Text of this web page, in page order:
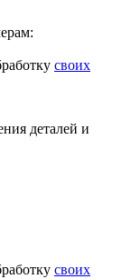
своих
деталей и
своих